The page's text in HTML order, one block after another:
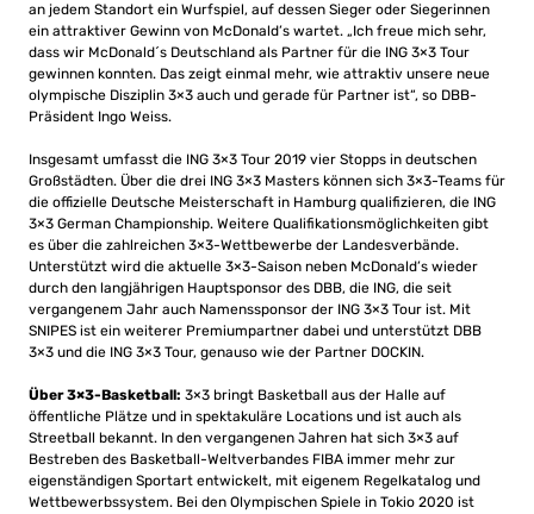
an jedem Standort ein Wurfspiel, auf dessen Sieger oder Siegerinnen
ein attraktiver Gewinn von McDonald’s wartet. „Ich freue mich sehr,
dass wir McDonald´s Deutschland als Partner für die ING 3×3 Tour
gewinnen konnten. Das zeigt einmal mehr, wie attraktiv unsere neue
olympische Disziplin 3×3 auch und gerade für Partner ist“, so DBB-
Präsident Ingo Weiss.
Insgesamt umfasst die ING 3×3 Tour 2019 vier Stopps in deutschen
Großstädten. Über die drei ING 3×3 Masters können sich 3×3-Teams für
die offizielle Deutsche Meisterschaft in Hamburg qualifizieren, die ING
3×3 German Championship. Weitere Qualifikationsmöglichkeiten gibt
es über die zahlreichen 3×3-Wettbewerbe der Landesverbände.
Unterstützt wird die aktuelle 3×3-Saison neben McDonald’s wieder
durch den langjährigen Hauptsponsor des DBB, die ING, die seit
vergangenem Jahr auch Namenssponsor der ING 3×3 Tour ist. Mit
SNIPES ist ein weiterer Premiumpartner dabei und unterstützt DBB
3×3 und die ING 3×3 Tour, genauso wie der Partner DOCKIN.
Über 3×3-Basketball: 3×3 bringt Basketball aus der Halle auf
öffentliche Plätze und in spektakuläre Locations und ist auch als
Streetball bekannt. In den vergangenen Jahren hat sich 3×3 auf
Bestreben des Basketball-Weltverbandes FIBA immer mehr zur
eigenständigen Sportart entwickelt, mit eigenem Regelkatalog und
Wettbewerbssystem. Bei den Olympischen Spiele in Tokio 2020 ist